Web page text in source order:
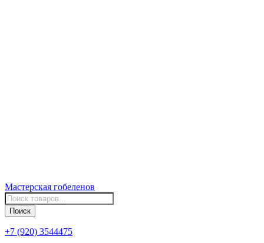
Мастерская гобеленов
Поиск
товаров
Поиск
+7 (920) 3544475